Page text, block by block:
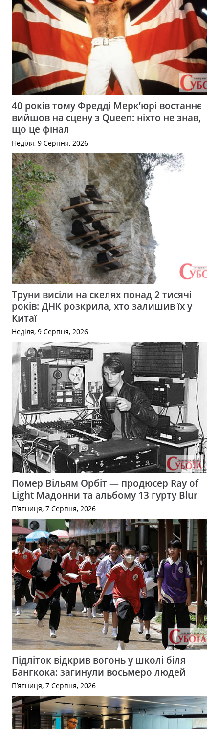
40 років тому Фредді Мерк’юрі востаннє
вийшов на сцену з Queen: ніхто не знав,
що це фінал
Неділя, 9 Серпня, 2026
Труни висіли на скелях понад 2 тисячі
років: ДНК розкрила, хто залишив їх у
Китаї
Неділя, 9 Серпня, 2026
Помер Вільям Орбіт — продюсер Ray of
Light Мадонни та альбому 13 гурту Blur
П’ятниця, 7 Серпня, 2026
Підліток відкрив вогонь у школі біля
Бангкока: загинули восьмеро людей
П’ятниця, 7 Серпня, 2026